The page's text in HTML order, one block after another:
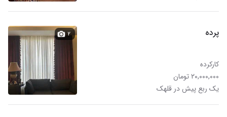
پرده
کارکرده
۲۰,۰۰۰,۰۰۰ تومان
یک ربع پیش در قلهک
۲